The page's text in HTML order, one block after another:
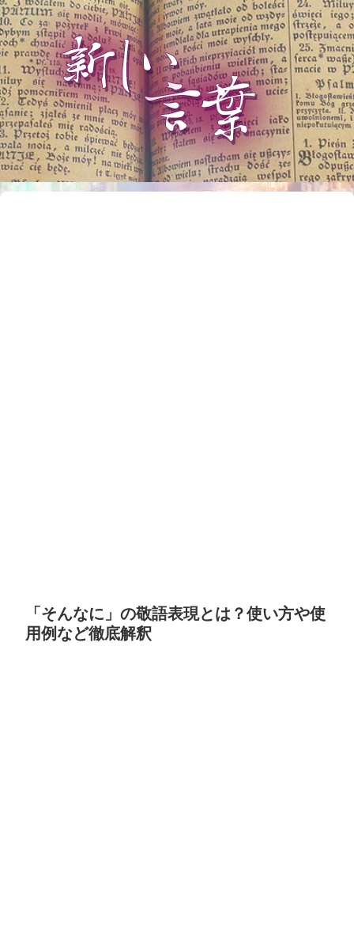
「そんなに」の敬語表現とは？使い方や使
用例など徹底解釈